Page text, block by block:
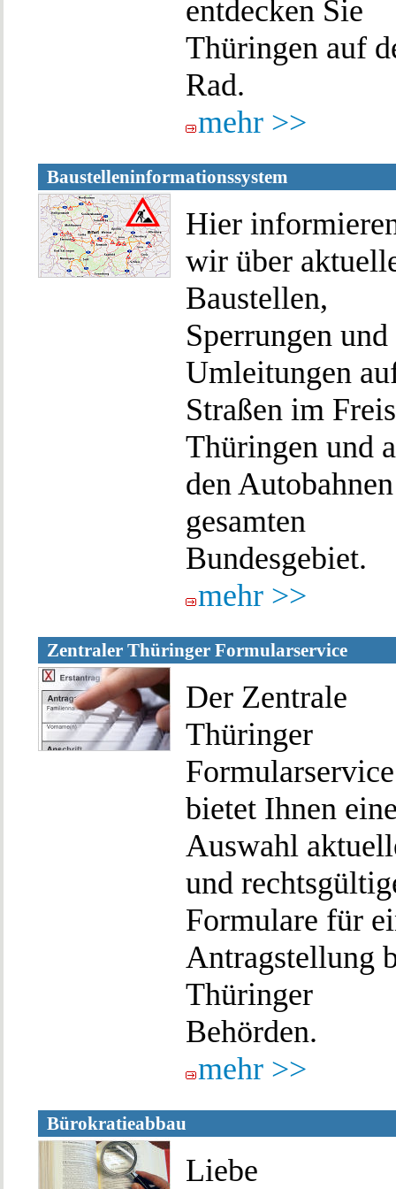
entdecken Sie
Thüringen auf
Rad.
mehr >>
Baustelleninformationssystem
Hier
wir über
Baustellen,
Sperrungen und
Umleitungen
Straßen im
Thüringen und
den
gesamten
Bundesgebiet.
mehr >>
Zentraler Thüringer Formularservice
Der Zentrale
Thüringer
Formularservice
bietet Ihnen
Auswahl
und
Formulare für
Antragstellung
Thüringer
Behörden.
mehr >>
Bürokratieabbau
Liebe